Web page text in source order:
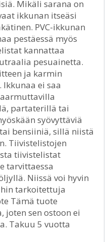
Mikäli sarana on
ikkunan itseäsi
PVC-ikkunan
pestäessä myös
kannattaa
pesuainetta.
ja karmin
ei saa
partaterillä tai
syövyttäviä
bensiiniä, sillä niistä
Tiivistelistojen
tiivistelistat
tarvittaessa
Niissä voi hyvin
tarkoitettuja
Tämä tuote
joten sen ostoon ei
Takuu 5 vuotta